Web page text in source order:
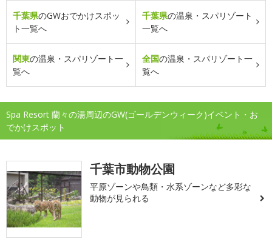
千葉県のGWおでかけスポッ
ト一覧へ
千葉県の温泉・スパリゾート
一覧へ
関東の温泉・スパリゾート一
覧へ
全国の温泉・スパリゾート一
覧へ
Spa Resort 蘭々の湯周辺のGW(ゴールデンウィーク)イベント・お
でかけスポット
千葉市動物公園
平原ゾーンや鳥類・水系ゾーンなど多彩な
動物が見られる